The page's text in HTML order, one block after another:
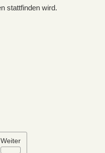
stattfinden wird.
Weiter